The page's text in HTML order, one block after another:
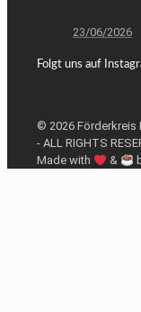
23/06/2026
Folgt uns auf
© 2026 Förderkreis
- ALL RIGHTS
Made with
&